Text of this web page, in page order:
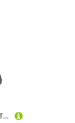
Kamik Kinder Waterbug 8G GTX Winterstiefel